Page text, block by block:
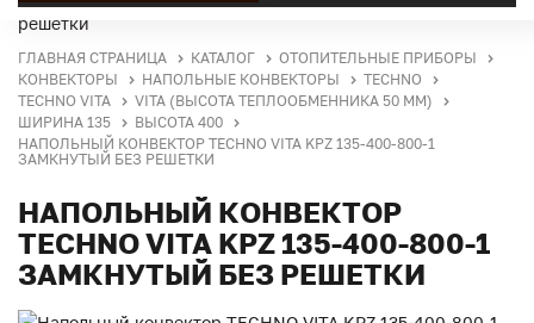
ГЛАВНАЯ СТРАНИЦА КАТАЛОГ
ОТОПИТЕЛЬНЫЕ ПРИБОРЫ
КОНВЕКТОРЫ
НАПОЛЬНЫЕ КОНВЕКТОРЫ
TECHNO
TECHNO VITA
VITA (ВЫСОТА ТЕПЛООБМЕННИКА 50 ММ)
ШИРИНА 135
ВЫСОТА 400
НАПОЛЬНЫЙ КОНВЕКТОР TECHNO VITA KPZ 135-400-800-1
ЗАМКНУТЫЙ БЕЗ РЕШЕТКИ
НАПОЛЬНЫЙ КОНВЕКТОР
TECHNO VITA KPZ 135-400-800-1
ЗАМКНУТЫЙ БЕЗ РЕШЕТКИ